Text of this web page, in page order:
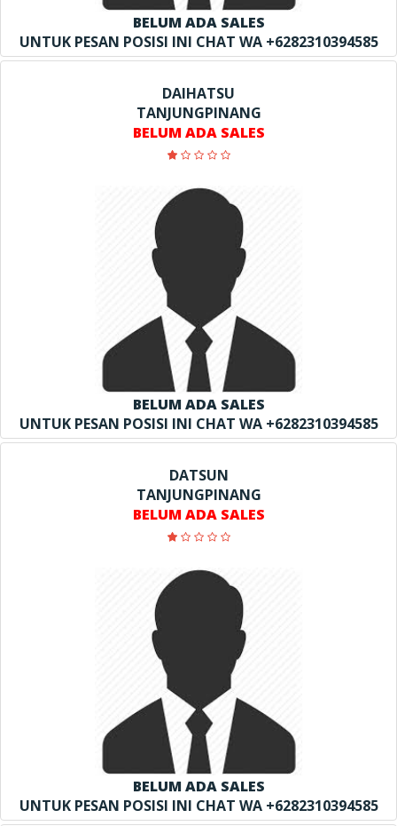
BELUM ADA SALES
UNTUK PESAN POSISI INI CHAT WA +6282310394585
DAIHATSU
TANJUNGPINANG
BELUM ADA SALES
BELUM ADA SALES
UNTUK PESAN POSISI INI CHAT WA +6282310394585
DATSUN
TANJUNGPINANG
BELUM ADA SALES
BELUM ADA SALES
UNTUK PESAN POSISI INI CHAT WA +6282310394585